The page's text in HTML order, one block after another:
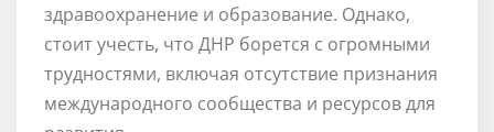
здравоохранение и образование. Однако,
стоит учесть, что ДНР борется с огромными
трудностями, включая отсутствие признания
международного сообщества и ресурсов для